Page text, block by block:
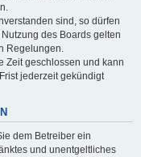
sind, so dürfen
des Boards gelten
Regelungen.
Zeit geschlossen und kann
jederzeit gekündigt
dem Betreiber ein
und unentgeltliches